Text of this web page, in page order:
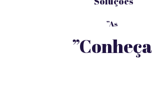
”As
”Conheça